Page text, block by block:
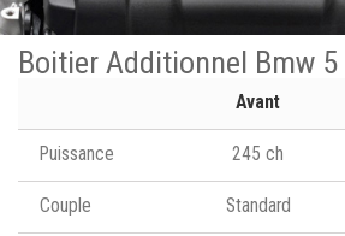
Boitier Additionnel Bmw
Avant
Puissance 245 ch
Couple Standard